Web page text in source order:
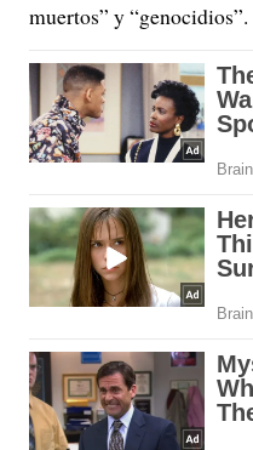
muertos” y “genocidios”.